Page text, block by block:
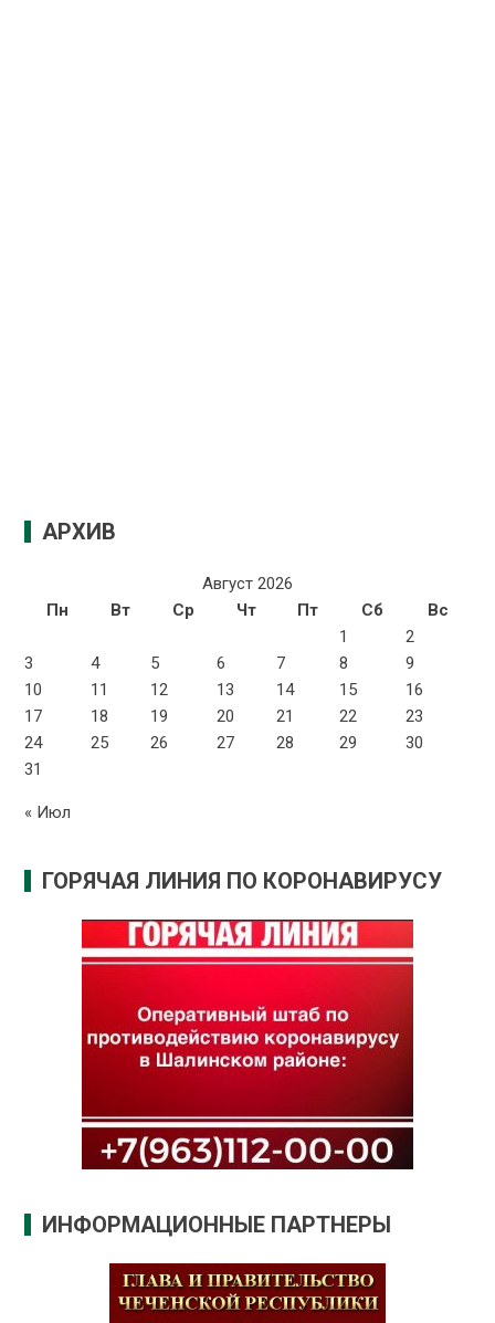
АРХИВ
Август 2026
Пн
Вт Ср Чт Пт Сб
Вс
1
2
3
4 5 6 7 8
9
10
11 12 13 14 15
16
17
18 19 20 21 22
23
24
25 26 27 28 29
30
31
« Июл
ГОРЯЧАЯ ЛИНИЯ ПО КОРОНАВИРУСУ
ИНФОРМАЦИОННЫЕ ПАРТНЕРЫ